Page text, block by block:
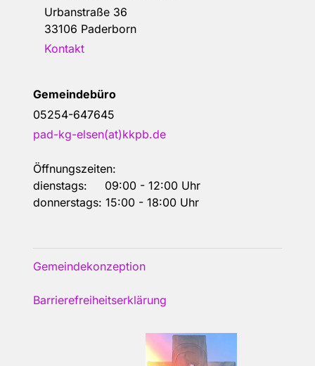
Urbanstraße 36
33106 Paderborn
Kontakt
Gemeindebüro
05254-647645
pad-kg-elsen(at)kkpb.de
Öffnungszeiten:
dienstags: 09:00 - 12:00 Uhr
donnerstags: 15:00 - 18:00 Uhr
Gemeindekonzeption
Barrierefreiheitserklärung